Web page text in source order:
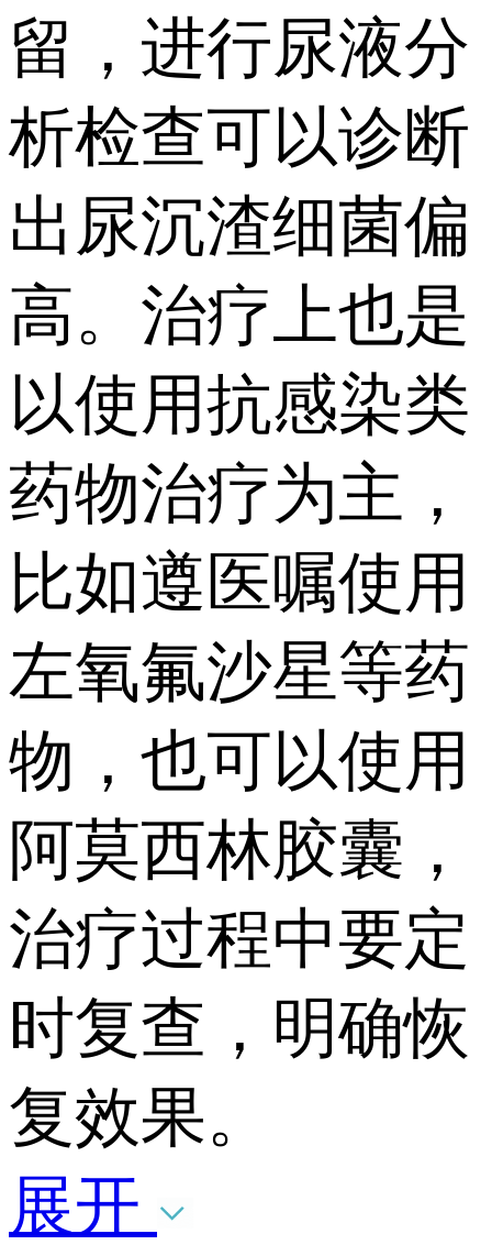
留，进行尿液分
析检查可以诊断
出尿沉渣细菌偏
高。治疗上也是
以使用抗感染类
药物治疗为主，
比如遵医嘱使用
左氧氟沙星等药
物，也可以使用
阿莫西林胶囊，
治疗过程中要定
时复查，明确恢
复效果。
展开